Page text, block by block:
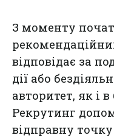
З моменту
відповідає за
дії або
авторитет, як і
Рекрутинг
відправну